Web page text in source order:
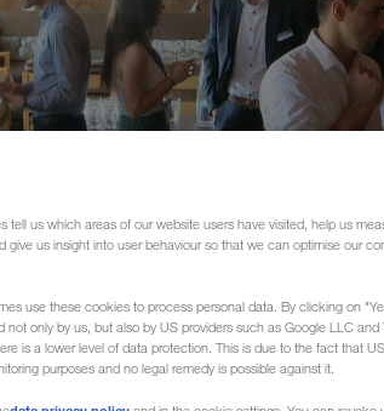
tell us which areas of our website users have visited, help us
give us insight into user behaviour so that we can optimise our
use these cookies to process personal data. By clicking on
only by us, but also by US providers such as Google LLC and
is a lower level of data protection. This is due to the fact that
purposes and no legal remedy is possible against it.